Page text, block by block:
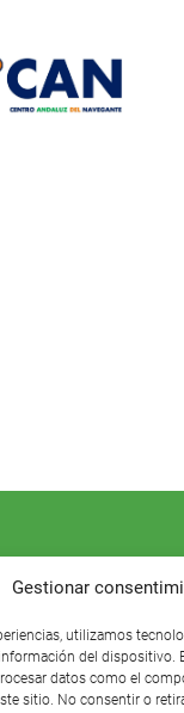
Gestionar
utilizamos
del dispositivo.
datos como el
sitio. No consentir o